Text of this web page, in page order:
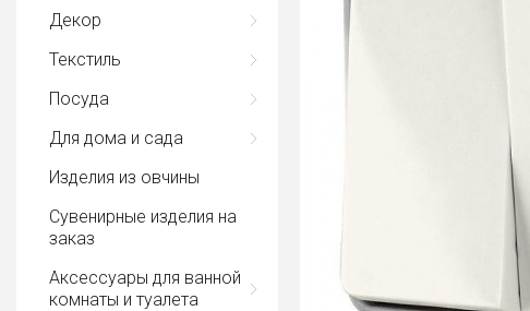
Декор
Текстиль
Посуда
Для дома и сада
Изделия из овчины
Сувенирные изделия на
заказ
Аксессуары для ванной
комнаты и туалета